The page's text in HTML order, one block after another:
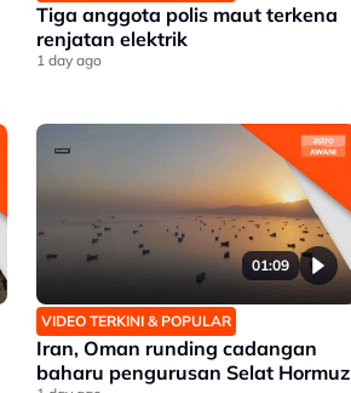
Tiga anggota polis maut terkena
renjatan elektrik
1 day ago
01:09
VIDEO TERKINI & POPULAR
Iran, Oman runding cadangan
baharu pengurusan Selat Hormuz